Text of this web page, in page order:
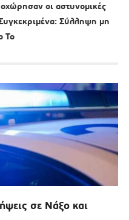
οι αστυνομικές
Σύλληψη μη
Το
σε Νάξο και